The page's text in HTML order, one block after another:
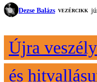
Dezse Balázs VEZÉRCIKK
Újra
és